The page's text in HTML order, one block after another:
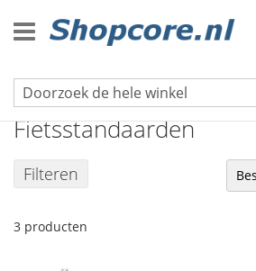
naar
de
Fiets & Auto
Fietsstandaarden
Filteren
3 producten